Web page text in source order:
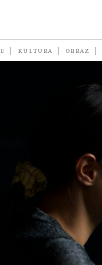
KULTURA OBRAZ